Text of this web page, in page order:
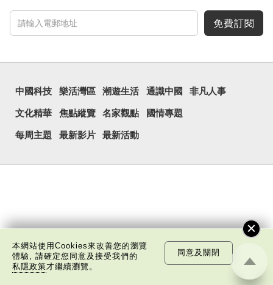
免費訂閱
中國科技 樂活灣區 潮遊生活 通識中國 非凡人事
文化精華 焦點縱覽 名家觀點 國情專題
每周主題 最新影片 最新活動
本網站使用Cookies來改善您的瀏覽
體驗, 請確定您同意及接受我們的
私隱政策才繼續瀏覽。
同意及關閉